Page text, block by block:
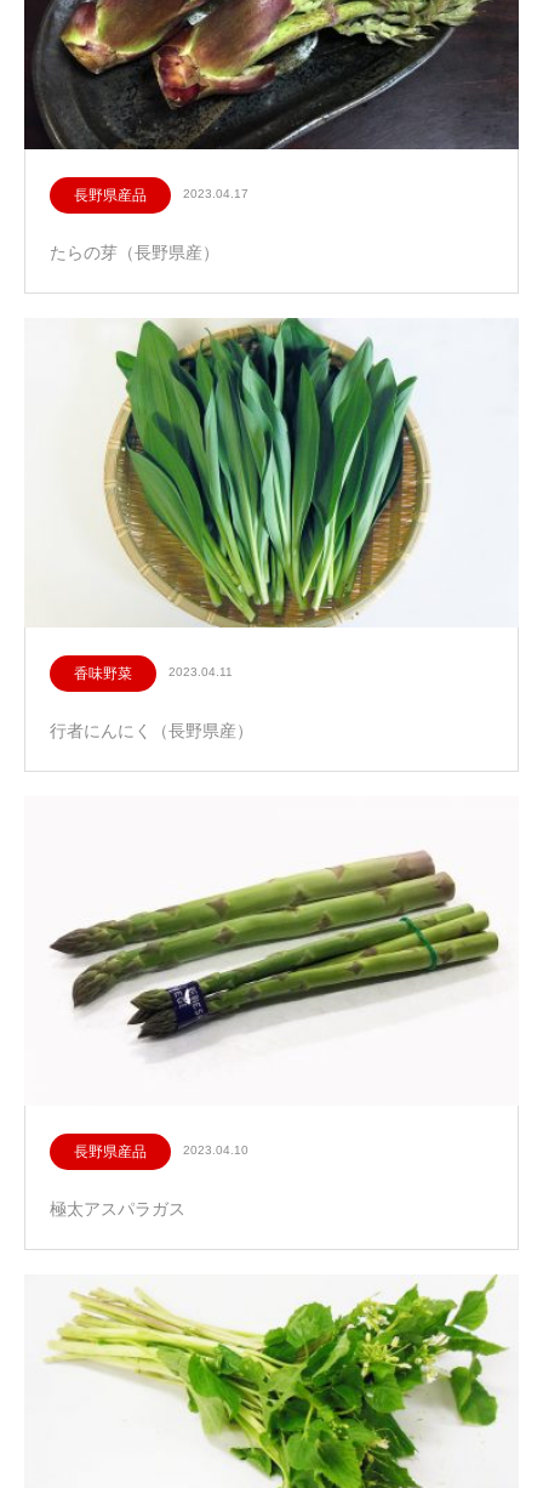
長野県産品 2023.04.17
たらの芽（長野県産）
香味野菜 2023.04.11
行者にんにく（長野県産）
長野県産品 2023.04.10
極太アスパラガス